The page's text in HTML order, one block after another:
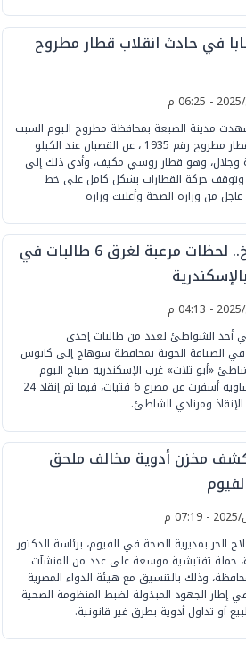
و54 مصابا في حادث انقلاب قطار مطروح
مصابًا.. شهدت مدينة الضبعة بمحافظة مطروح اليوم السبت
حادثًا مروعًا بعد خروج قطار مطروح رقم 1935 ، عن القضبان عند الكيلو
وجلال، وهو قطار روسي مكيف، وأدى ذلك إلى
وتوقف حركة القطارات بشكل كامل على خط
من وزارة الصحة وأعلنت وزارة
فيديوهات وصراخ.. لحظات مرعبة لغرق 6 طالبات في
أحد الشواطئ لعدد من طالبات إحدى
في الضيافة الجوية بمحافظة سوهاج إلى كابوس
«أبو تلات» غرب الإسكندرية صباح اليوم
السبت، واقعة غرق مأساوية أسفرت عن مصرع 6 فتيات، فيما تم إنقاذ 24
ومرتادي الشاطئ.
مخزن أدوية مخالف ملحق
الحر بمديرية الصحة في الفيوم، برئاسة الدكتور
حملة تفتيشية موسعة على عدد من المنشآت
وذلك بالتنسيق مع هيئة الدواء المصرية
إطار الجهود المبذولة لضبط المنظومة الصحية
أو تداول أدوية بطرق غير قانونية.